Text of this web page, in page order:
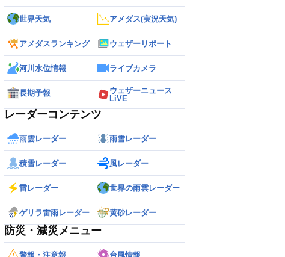
世界天気 アメダス(実況天気)
アメダスランキング ウェザーリポート
河川水位情報 ライブカメラ
長期予報
ウェザーニュース
LiVE
レーダーコンテンツ
雨雲レーダー 雨雪レーダー
積雪レーダー 風レーダー
雷レーダー 世界の雨雲レーダー
ゲリラ雷雨レーダー 黄砂レーダー
防災・減災メニュー
警報・注意報 台風情報